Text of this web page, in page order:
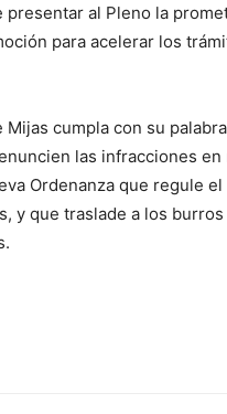
al Pleno la
para acelerar los
cumpla con su
las infracciones en
Ordenanza que regule
y que traslade a los burros